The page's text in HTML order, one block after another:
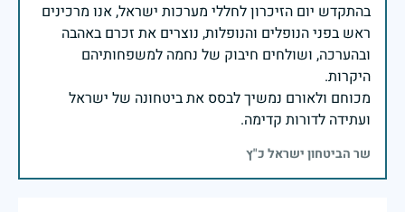
בהתקדש יום הזיכרון לחללי מערכות ישראל, אנו מרכינים
ראש בפני הנופלים והנופלות, נוצרים את זכרם באהבה
ובהערכה, ושולחים חיבוק של נחמה למשפחותיהם
מכוחם ולאורם נמשיך לבסס את ביטחונה של ישראל
ועתידה לדורות קדימה.
שר הביטחון ישראל כ"ץ